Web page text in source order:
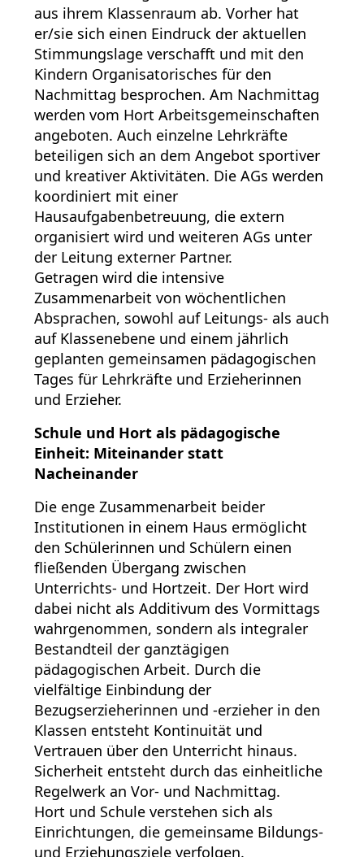
aus ihrem Klassenraum ab. Vorher hat
er/sie sich einen Eindruck der aktuellen
Stimmungslage verschafft und mit den
Kindern Organisatorisches für den
Nachmittag besprochen. Am Nachmittag
werden vom Hort Arbeitsgemeinschaften
angeboten. Auch einzelne Lehrkräfte
beteiligen sich an dem Angebot sportiver
und kreativer Aktivitäten. Die AGs werden
koordiniert mit einer
Hausaufgabenbetreuung, die extern
organisiert wird und weiteren AGs unter
der Leitung externer Partner.
Getragen wird die intensive
Zusammenarbeit von wöchentlichen
Absprachen, sowohl auf Leitungs- als auch
auf Klassenebene und einem jährlich
geplanten gemeinsamen pädagogischen
Tages für Lehrkräfte und Erzieherinnen
und Erzieher.
Schule und Hort als pädagogische
Einheit: Miteinander statt
Nacheinander
Die enge Zusammenarbeit beider
Institutionen in einem Haus ermöglicht
den Schülerinnen und Schülern einen
fließenden Übergang zwischen
Unterrichts- und Hortzeit. Der Hort wird
dabei nicht als Additivum des Vormittags
wahrgenommen, sondern als integraler
Bestandteil der ganztägigen
pädagogischen Arbeit. Durch die
vielfältige Einbindung der
Bezugserzieherinnen und -erzieher in den
Klassen entsteht Kontinuität und
Vertrauen über den Unterricht hinaus.
Sicherheit entsteht durch das einheitliche
Regelwerk an Vor- und Nachmittag.
Hort und Schule verstehen sich als
Einrichtungen, die gemeinsame Bildungs-
und Erziehungsziele verfolgen.